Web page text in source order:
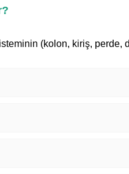
sisteminin (kolon, kiriş,